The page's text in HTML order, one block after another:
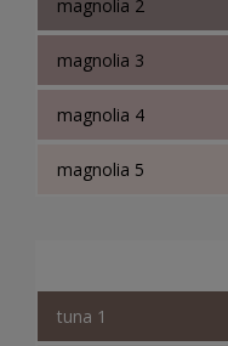
magnolia 2
magnolia 3
magnolia 4
magnolia 5
tuna 1